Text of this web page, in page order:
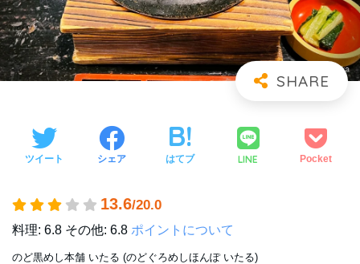
ツイート シェア はてブ LINE Pocket
13.6/20.0
料理: 6.8 その他: 6.8 ポイントについて
のど黒めし本舗 いたる (のどぐろめしほんぽ いたる)